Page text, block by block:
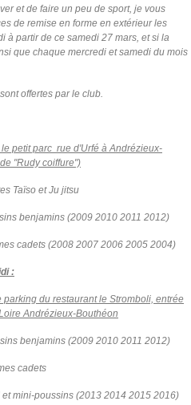
et de faire un peu de sport, je vous
de remise en forme en extérieur les
à partir de ce samedi 27 mars, et si la
que chaque mercredi et samedi du mois
offertes par le club.
petit parc rue d'Urfé à Andrézieux-
"Rudy coiffure")
Taïso et Ju jitsu
benjamins (2009 2010 2011 2012)
cadets (2008 2007 2006 2005 2004)
:
parking du restaurant le Stromboli, entrée
Andrézieux-Bouthéon
benjamins (2009 2010 2011 2012)
cadets
mini-poussins (2013 2014 2015 2016)